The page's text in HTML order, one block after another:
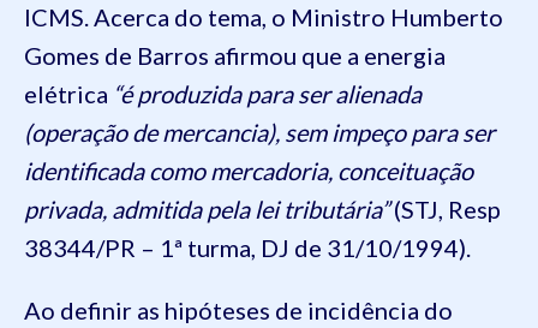
ICMS. Acerca do tema, o Ministro Humberto
Gomes de Barros afirmou que a energia
elétrica “é produzida para ser alienada
(operação de mercancia), sem impeço para ser
identificada como mercadoria, conceituação
privada, admitida pela lei tributária”(STJ, Resp
38344/PR – 1ª turma, DJ de 31/10/1994).
Ao definir as hipóteses de incidência do